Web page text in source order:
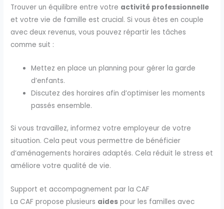
Trouver un équilibre entre votre activité professionnelle
et votre vie de famille est crucial. Si vous êtes en couple
avec deux revenus, vous pouvez répartir les tâches
comme suit :
Mettez en place un planning pour gérer la garde
d’enfants.
Discutez des horaires afin d’optimiser les moments
passés ensemble.
Si vous travaillez, informez votre employeur de votre
situation. Cela peut vous permettre de bénéficier
d’aménagements horaires adaptés. Cela réduit le stress et
améliore votre qualité de vie.
Support et accompagnement par la CAF
La CAF propose plusieurs aides pour les familles avec